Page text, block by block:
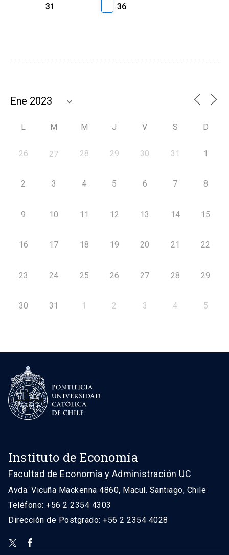
31
36
L M M J V S D
26 27 28 29 30 31 1
2 3 4 5 6 7 8
9 10 11 12 13 14 15
16 17 18 19 20 21 22
23 24 25 26 27 28 29
30 31 1 2 3 4 5
Instituto de Economía
Facultad de Economía y Administración UC
Avda. Vicuña Mackenna 4860, Macul. Santiago, Chile
Teléfono: +56 2 2354 4303
Dirección de Postgrado: +56 2 2354 4028